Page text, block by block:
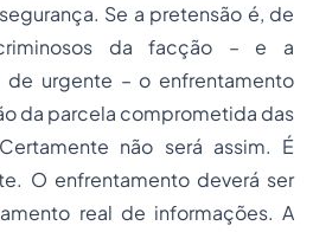
Se a pretensão é, de
da facção – e a
urgente – o enfrentamento
da parcela comprometida das
não será assim. É
O enfrentamento deverá ser
real de informações. A